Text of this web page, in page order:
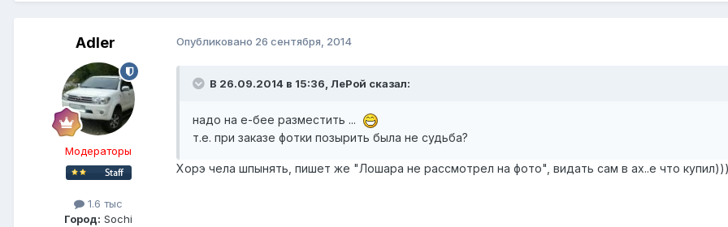
Adler
Модераторы
1.6 тыс
Город: Sochi
Опубликовано 26 сентября, 2014
В 26.09.2014 в 15:36, ЛеРой сказал:
надо на е-бее разместить ...
т.е. при заказе фотки позырить была не судьба?
Хорэ чела шпынять, пишет же "Лошара не рассмотрел на фото", видать сам в ах..е что